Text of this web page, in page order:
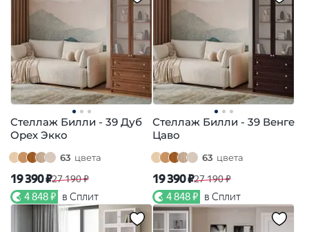
Стеллаж Билли - 39 Дуб
Орех Экко
63 цвета
19 390 ₽27 190 ₽
4 848 ₽ в Сплит
Стеллаж Билли - 39 Венге
Цаво
63 цвета
19 390 ₽27 190 ₽
4 848 ₽ в Сплит